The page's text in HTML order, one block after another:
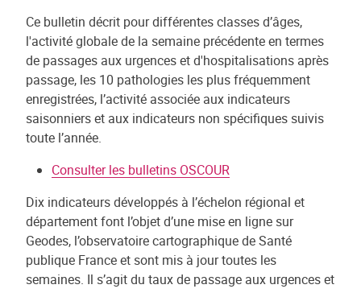
Ce bulletin décrit pour différentes classes d’âges,
l'activité globale de la semaine précédente en termes
de passages aux urgences et d'hospitalisations après
passage, les 10 pathologies les plus fréquemment
enregistrées, l’activité associée aux indicateurs
saisonniers et aux indicateurs non spécifiques suivis
toute l’année.
Consulter les bulletins OSCOUR
Dix indicateurs développés à l’échelon régional et
département font l’objet d’une mise en ligne sur
Geodes, l’observatoire cartographique de Santé
publique France et sont mis à jour toutes les
semaines. Il s’agit du taux de passage aux urgences et